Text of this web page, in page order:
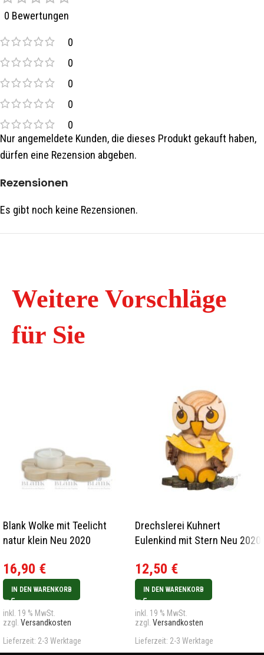
0 Bewertungen
0
0
0
0
0
Rezensionen
Es gibt noch keine Rezensionen.
Nur angemeldete Kunden, die dieses Produkt gekauft haben,
dürfen eine Rezension abgeben.
Weitere Vorschläge
für Sie
Blank Wolke mit Teelicht
natur klein Neu 2020
16,90 €
IN DEN WARENKORB
inkl. 19 % MwSt.
zzgl. Versandkosten
Lieferzeit: 2-3 Werktage
Drechslerei Kuhnert
Eulenkind mit Stern Neu 2020
12,50 €
IN DEN WARENKORB
inkl. 19 % MwSt.
zzgl. Versandkosten
Lieferzeit: 2-3 Werktage